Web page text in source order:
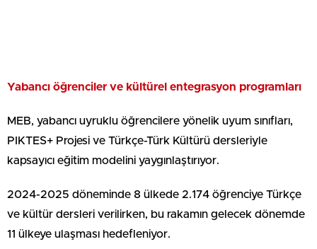
Yabancı öğrenciler ve kültürel entegrasyon programları
MEB, yabancı uyruklu öğrencilere yönelik uyum sınıfları,
PIKTES+ Projesi ve Türkçe-Türk Kültürü dersleriyle
kapsayıcı eğitim modelini yaygınlaştırıyor.
2024-2025 döneminde 8 ülkede 2.174 öğrenciye Türkçe
ve kültür dersleri verilirken, bu rakamın gelecek dönemde
11 ülkeye ulaşması hedefleniyor.